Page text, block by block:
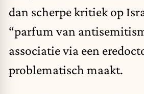
dan scherpe kritiek op
“parfum van
associatie via een
problematisch maakt.